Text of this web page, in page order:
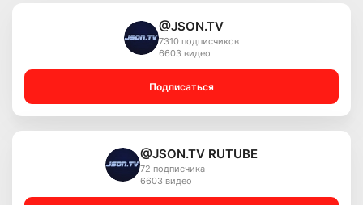
@JSON.TV
7310 подписчиков
6603 видео
Подписаться
@JSON.TV RUTUBE
72 подписчика
6603 видео